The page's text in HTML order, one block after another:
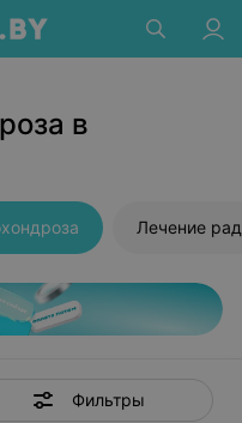
в
Лечение
Фильтры